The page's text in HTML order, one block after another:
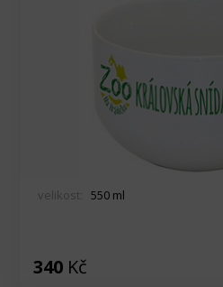
velikost: 550 ml
340 Kč